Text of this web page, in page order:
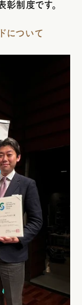
彰制度です。
について